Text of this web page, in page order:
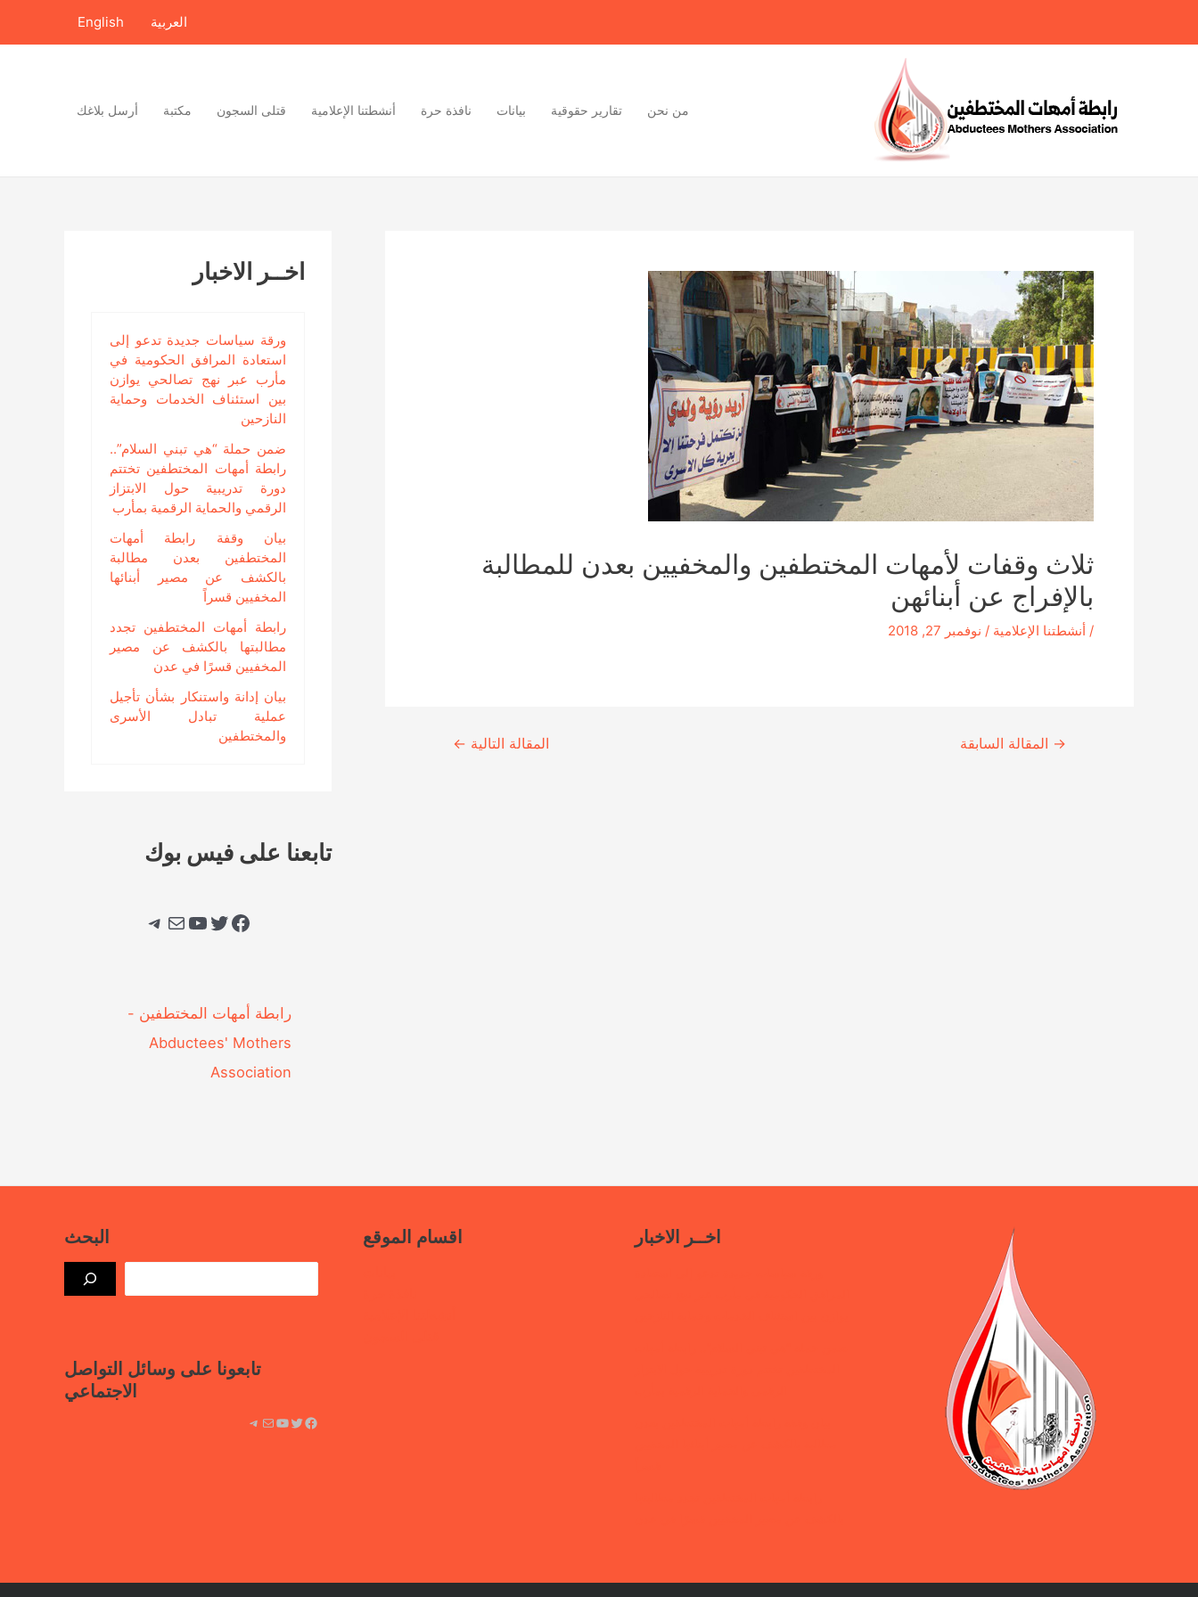
العربية English
من نحن تقارير حقوقية بيانات نافذة حرة أنشطتنا الإعلامية قتلى السجون مكتبة أرسل بلاغك
ثلاث وقفات لأمهات المختطفين والمخفيين بعدن للمطالبة
بالإفراج عن أبنائهن
/ أنشطتنا الإعلامية / نوفمبر 27, 2018
Continue
→ المقالة السابقة المقالة التالية ←
اخــر الاخبار
ورقة سياسات جديدة تدعو إلى
استعادة المرافق الحكومية في
مأرب عبر نهج تصالحي يوازن
بين استئناف الخدمات وحماية
النازحين
ضمن حملة “هي تبني السلام”..
رابطة أمهات المختطفين تختتم
دورة تدريبية حول الابتزاز
الرقمي والحماية الرقمية بمأرب
بيان وقفة رابطة أمهات
المختطفين بعدن مطالبة
بالكشف عن مصير أبنائها
المخفيين قسراً
رابطة أمهات المختطفين تجدد
مطالبتها بالكشف عن مصير
المخفيين قسرًا في عدن
بيان إدانة واستنكار بشأن تأجيل
عملية تبادل الأسرى
والمختطفين
تابعنا على فيس بوك
فيسبوك تويتر يوتيوببريد تيليجرام
‎رابطة أمهات المختطفين -
Abductees' Mothers
Association‎
اخــر الاخبار اقسام الموقع البحث
تابعونا على وسائل التواصل
الاجتماعي
فيسبوك تويتر يوتيوب بريد تيليجرام